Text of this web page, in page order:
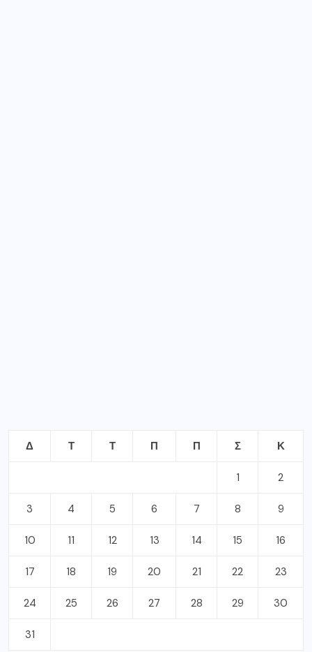
Δ Τ Τ Π Π Σ Κ
1 2
3 4 5 6 7 8 9
10 11 12 13 14 15 16
17 18 19 20 21 22 23
24 25 26 27 28 29 30
31